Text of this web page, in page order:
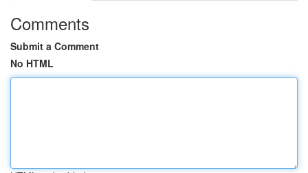
Comments
Submit a Comment
No HTML